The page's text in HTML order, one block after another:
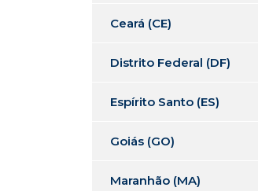
Ceará (CE)
Distrito Federal (DF)
Espírito Santo (ES)
Goiás (GO)
Maranhão (MA)